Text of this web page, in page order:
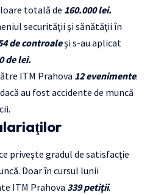
totală de 160.000 lei.
securităţii şi sănătăţii în
de controaleşi s-au aplicat
de lei.
ITM Prahova 12 evenimente.
au fost accidente de muncă
priveşte gradul de satisfacţie
Doar în cursul lunii
ITM Prahova 339 petiţii.